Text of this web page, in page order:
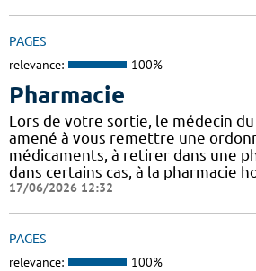
PAGES
relevance: 100%
Pharmacie
Lors de votre sortie, le médecin
amené à vous remettre une
médicaments, à retirer dans une
dans certains cas, à la pharmacie
17/06/2026 12:32
PAGES
relevance: 100%